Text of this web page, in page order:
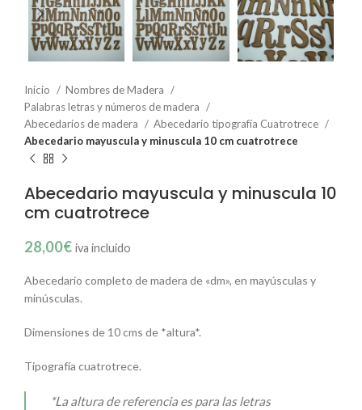
Inicio
Nombres de Madera
Palabras letras y números de madera
Abecedarios de madera
Abecedario tipografía Cuatrotrece
Abecedario mayuscula y minuscula 10 cm cuatrotrece
Abecedario mayuscula y minuscula 10
cm cuatrotrece
28,00€ iva incluido
Abecedario completo de madera de «dm», en mayúsculas y
minúsculas.
Dimensiones de 10 cms de *altura*.
Tipografía cuatrotrece.
*La altura de referencia es para las letras